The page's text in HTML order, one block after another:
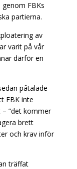
FBKs
partierna.
av
varit på vår
därför en
påtalade
FBK inte
”det kommer
brett
och krav inför
träffat